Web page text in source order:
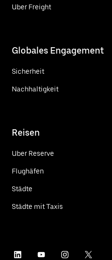
Uber Freight
Globales Engagement
Sicherheit
Nachhaltigkeit
Reisen
Uber Reserve
Flughäfen
Städte
Städte mit Taxis